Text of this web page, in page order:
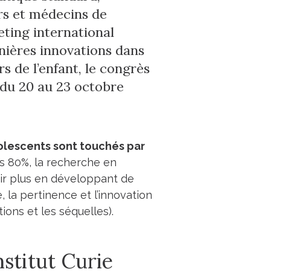
et médecins de
international
innovations dans
de l’enfant, le congrès
20 au 23 octobre
sont touchés par
80%, la recherche en
plus en développant de
la pertinence et l’innovation
et les séquelles).
Curie